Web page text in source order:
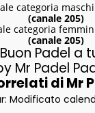
categoria
(canale 205)
categoria
(canale 205)
Buon Padel a
Mr Padel
di Mr
Modificato